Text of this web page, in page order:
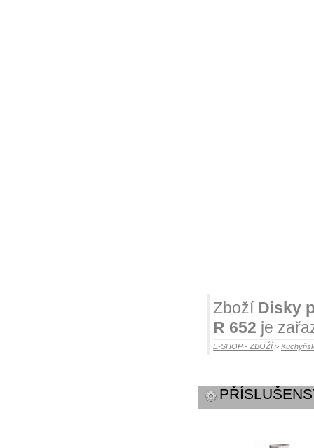
Zboží Disky
R 652 je
E-SHOP - ZBOŽÍ >